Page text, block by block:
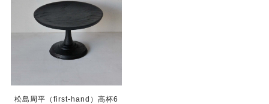
松島周平（first-hand）高杯6